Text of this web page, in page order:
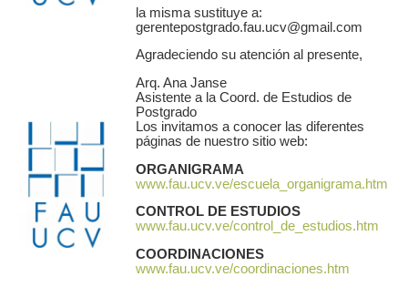
la misma sustituye a:
gerentepostgrado.fau.ucv@gmail.com
Agradeciendo su atención al presente,
Arq. Ana Janse
Asistente a la Coord. de Estudios de
Postgrado
Los invitamos a conocer las diferentes
páginas de nuestro sitio web:
ORGANIGRAMA
www.fau.ucv.ve/escuela_organigrama.htm
CONTROL DE ESTUDIOS
www.fau.ucv.ve/control_de_estudios.htm
COORDINACIONES
www.fau.ucv.ve/coordinaciones.htm